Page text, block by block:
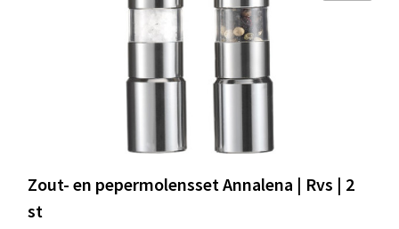
Zout- en pepermolensset Annalena | Rvs | 2
st